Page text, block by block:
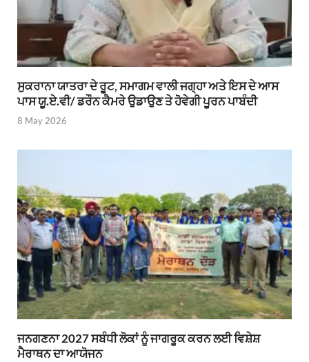
ਸੁਕਰਾਨਾ ਯਾਤਰਾ ਦੇ ਰੂਟ, ਸਮਾਗਮ ਵਾਲੀ ਜਗ੍ਹਾ ਅਤੇ ਇਸ ਦੇ ਆਸ
ਪਾਸ ਯੂ.ਏ.ਵੀ/ ਡਰੌਨ ਕੈਮਰੇ ਉਡਾਉਣ ਤੇ ਹੋਵੇਗੀ ਪੂਰਨ ਪਾਬੰਦੀ
8 May 2026
ਜਨਗਣਨਾ 2027 ਸਬੰਧੀ ਲੋਕਾਂ ਨੂੰ ਜਾਗਰੂਕ ਕਰਨ ਲਈ ਵਿਸ਼ੇਸ਼
ਮੈਰਾਥਨ ਦਾ ਆਯੋਜਨ